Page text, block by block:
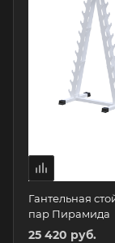
Гантельная
пар Пирамида
25 420 руб.